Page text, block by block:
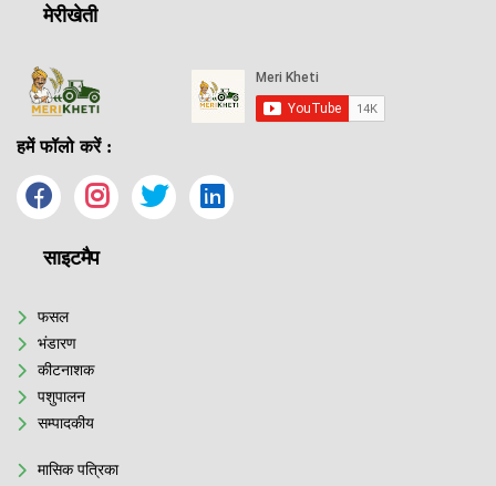
मेरीखेती
हमें फॉलो करें :
साइटमैप
फसल
भंडारण
कीटनाशक
पशुपालन
सम्पादकीय
मासिक पत्रिका